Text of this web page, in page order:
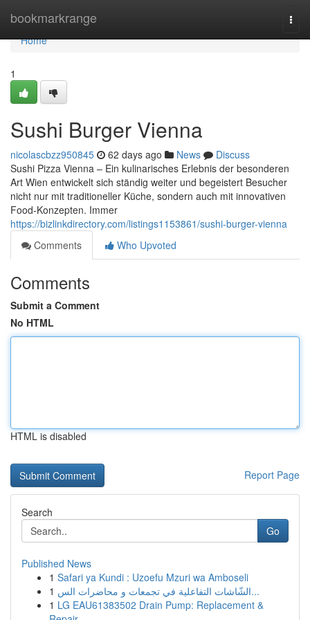
bookmarkrange
Home
Home
1
Sushi Burger Vienna
nicolascbzz950845 62 days ago News
Discuss
Sushi Pizza Vienna – Ein kulinarisches Erlebnis der besonderen
Art Wien entwickelt sich ständig weiter und begeistert Besucher
nicht nur mit traditioneller Küche, sondern auch mit innovativen
Food-Konzepten. Immer
https://bizlinkdirectory.com/listings1153861/sushi-burger-vienna
Comments
Who Upvoted
Comments
Submit a Comment
No HTML
HTML is disabled
Report Page
Search
Go
Published News
1 Safari ya Kundi : Uzoefu Mzuri wa Amboseli
1
الشّاشات التفاعلية في تجمعات و محاضرات الس...
1 LG EAU61383502 Drain Pump: Replacement &